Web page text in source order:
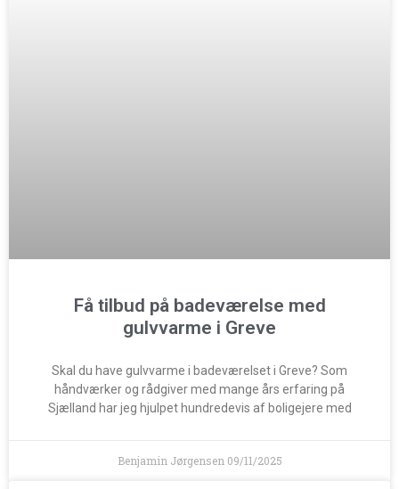
Få tilbud på badeværelse med
gulvvarme i Greve
Skal du have gulvvarme i badeværelset i Greve? Som
håndværker og rådgiver med mange års erfaring på
Sjælland har jeg hjulpet hundredevis af boligejere med
Benjamin Jørgensen 09/11/2025